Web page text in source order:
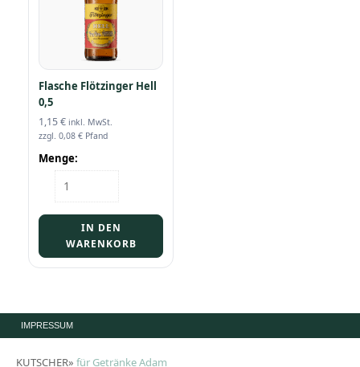
Flasche Flötzinger Hell
0,5
1,15€ inkl. MwSt.
zzgl. 0,08 € Pfand
Menge:
Flasche
Flötzinger
Menge
IN DEN
WARENKORB
IMPRESSUM
KUTSCHER» für Getränke Adam